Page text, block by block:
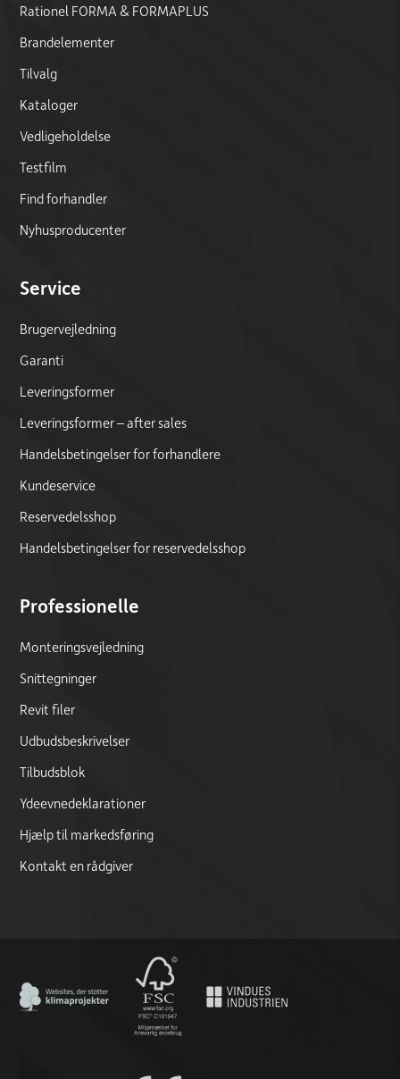
Rationel FORMA & FORMAPLUS
Brandelementer
Tilvalg
Kataloger
Vedligeholdelse
Testfilm
Find forhandler
Nyhusproducenter
Service
Brugervejledning
Garanti
Leveringsformer
Leveringsformer – after sales
Handelsbetingelser for forhandlere
Kundeservice
Reservedelsshop
Handelsbetingelser for reservedelsshop
Professionelle
Monteringsvejledning
Snittegninger
Revit filer
Udbudsbeskrivelser
Tilbudsblok
Ydeevnedeklarationer
Hjælp til markedsføring
Kontakt en rådgiver
CO2 Neutral certificate